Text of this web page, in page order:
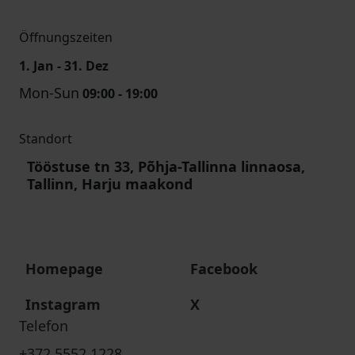
Öffnungszeiten
1. Jan - 31. Dez
Mon-Sun 09:00 - 19:00
Standort
Tööstuse tn 33, Põhja-Tallinna linnaosa,
Tallinn, Harju maakond
Homepage
Facebook
Instagram
X
Telefon